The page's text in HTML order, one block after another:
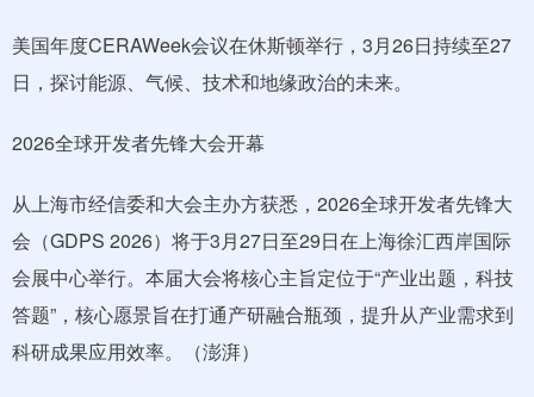
美国年度CERAWeek会议在休斯顿举行，3月26日持续至27
日，探讨能源、气候、技术和地缘政治的未来。
2026全球开发者先锋大会开幕
从上海市经信委和大会主办方获悉，2026全球开发者先锋大
会（GDPS 2026）将于3月27日至29日在上海徐汇西岸国际
会展中心举行。本届大会将核心主旨定位于“产业出题，科技
答题”，核心愿景旨在打通产研融合瓶颈，提升从产业需求到
科研成果应用效率。（澎湃）